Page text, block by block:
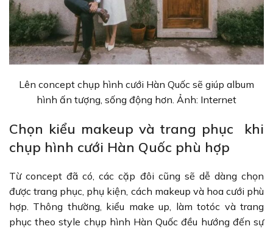
Lên concept chụp hình cưới Hàn Quốc sẽ giúp album
hình ấn tượng, sống động hơn. Ảnh: Internet
Chọn kiểu makeup và trang phục khi
chụp hình cưới Hàn Quốc phù hợp
Từ concept đã có, các cặp đôi cũng sẽ dễ dàng chọn
được trang phục, phụ kiện, cách makeup và hoa cưới phù
hợp. Thông thường, kiểu make up, làm totóc và trang
phục theo style chụp hình Hàn Quốc đều hướng đến sự